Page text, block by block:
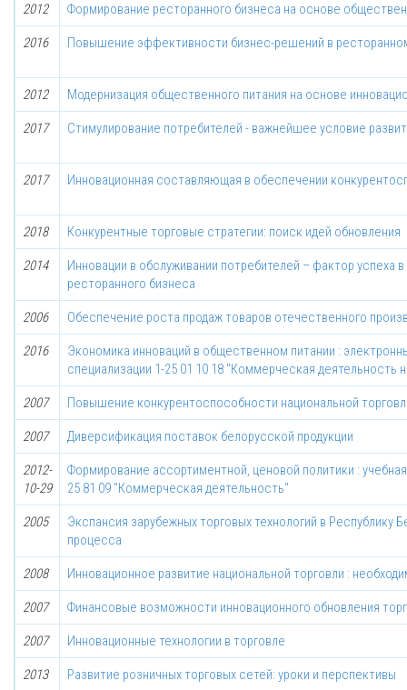
2012 Формирование ресторанного бизнеса на основе
2016 Повышение эффективности бизнес-решений в
2012 Модернизация общественного питания на основе
2017 Стимулирование потребителей - важнейшее условие
2017 Инновационная составляющая в обеспечении
2018 Конкурентные торговые стратегии: поиск идей обновления
2014
Инновации в обслуживании потребителей – фактор успеха
ресторанного бизнеса
2006 Обеспечение роста продаж товаров отечественного
2016
Экономика инноваций в общественном питании :
специализации 1-25 01 10 18 "Коммерческая деятельность
2007 Повышение конкурентоспособности национальной
2007 Диверсификация поставок белорусской продукции
2012-
10-29
Формирование ассортиментной, ценовой политики :
25 81 09 "Коммерческая деятельность"
2005
Экспансия зарубежных торговых технологий в
процесса
2008 Инновационное развитие национальной торговли :
2007 Финансовые возможности инновационного обновления
2007 Инновационные технологии в торговле
2013 Развитие розничных торговых сетей: уроки и перспективы